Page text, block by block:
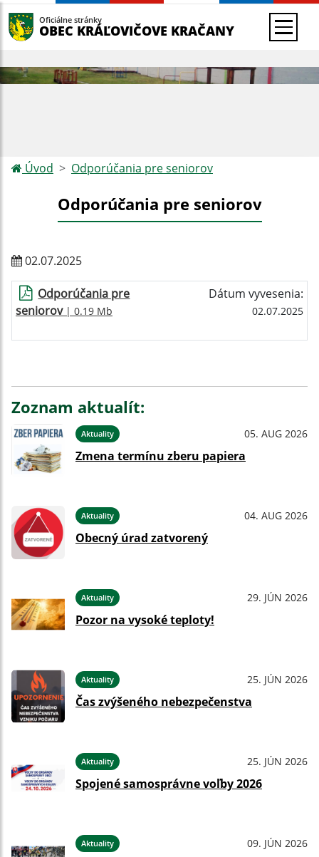
Oficiálne stránky
OBEC KRÁĽOVIČOVE KRAČANY
Úvod Odporúčania pre seniorov
Odporúčania pre seniorov
02.07.2025
Odporúčania pre
seniorov| 0.19 Mb
Dátum vyvesenia:
02.07.2025
Zoznam aktualít:
Aktuality 05. AUG 2026
Zmena termínu zberu papiera
Aktuality 04. AUG 2026
Obecný úrad zatvorený
Aktuality 29. JÚN 2026
Pozor na vysoké teploty!
Aktuality 25. JÚN 2026
Čas zvýšeného nebezpečenstva
Aktuality 25. JÚN 2026
Spojené samosprávne voľby 2026
Aktuality 09. JÚN 2026